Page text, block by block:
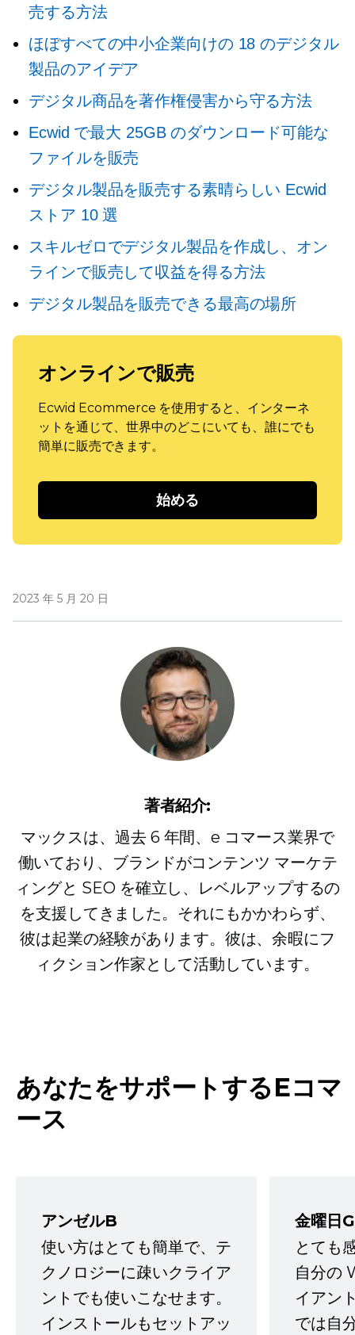
売する方法
ほぼすべての中小企業向けの 18 のデジタル
製品のアイデア
デジタル商品を著作権侵害から守る方法
Ecwid で最大 25GB のダウンロード可能な
ファイルを販売
デジタル製品を販売する素晴らしい Ecwid
ストア 10 選
スキルゼロでデジタル製品を作成し、オン
ラインで販売して収益を得る方法
デジタル製品を販売できる最高の場所
オンラインで販売
Ecwid Ecommerce を使用すると、インターネ
ットを通じて、世界中のどこにいても、誰にでも
簡単に販売できます。
始める
2023 年 5 月 20 日
著者紹介:
マックスは、過去 6 年間、e コマース業界で
働いており、ブランドがコンテンツ マーケテ
ィングと SEO を確立し、レベルアップするの
を支援してきました。それにもかかわらず、
彼は起業の経験があります。彼は、余暇にフ
ィクション作家として活動しています。
あなたをサポートするEコマ
ース
アンゼルB
使い方はとても簡単で、テ
クノロジーに疎いクライア
ントでも使いこなせます。
インストールもセットアッ
金曜日G
とても
自分の
イアン
では自